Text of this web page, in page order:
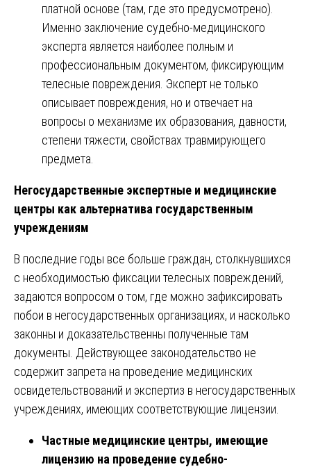
платной основе (там, где это предусмотрено).
Именно заключение судебно-медицинского
эксперта является наиболее полным и
профессиональным документом, фиксирующим
телесные повреждения. Эксперт не только
описывает повреждения, но и отвечает на
вопросы о механизме их образования, давности,
степени тяжести, свойствах травмирующего
предмета.
Негосударственные экспертные и медицинские
центры как альтернатива государственным
учреждениям
В последние годы все больше граждан, столкнувшихся
с необходимостью фиксации телесных повреждений,
задаются вопросом о том, где можно зафиксировать
побои в негосударственных организациях, и насколько
законны и доказательственны полученные там
документы. Действующее законодательство не
содержит запрета на проведение медицинских
освидетельствований и экспертиз в негосударственных
учреждениях, имеющих соответствующие лицензии.
Частные медицинские центры, имеющие
лицензию на проведение судебно-